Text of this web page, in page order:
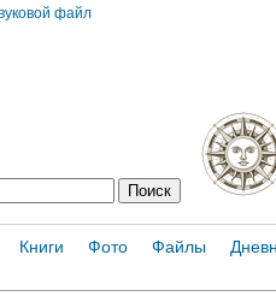
файл
Книги Фото Файлы